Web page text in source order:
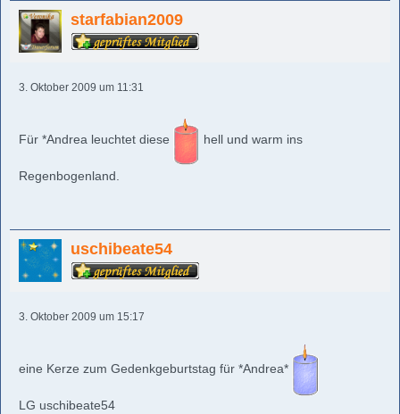
starfabian2009
3. Oktober 2009 um 11:31
Für *Andrea leuchtet diese hell und warm ins
Regenbogenland.
uschibeate54
3. Oktober 2009 um 15:17
eine Kerze zum Gedenkgeburtstag für *Andrea*
LG uschibeate54